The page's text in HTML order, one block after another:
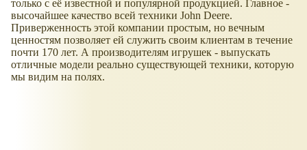
только с её известной и популярной продукцией. Главное -
высочайшее качество всей техники John Deere.
Приверженность этой компании простым, но вечным
ценностям позволяет ей служить своим клиентам в течение
почти 170 лет. А производителям игрушек - выпускать
отличные модели реально существующей техники, которую
мы видим на полях.